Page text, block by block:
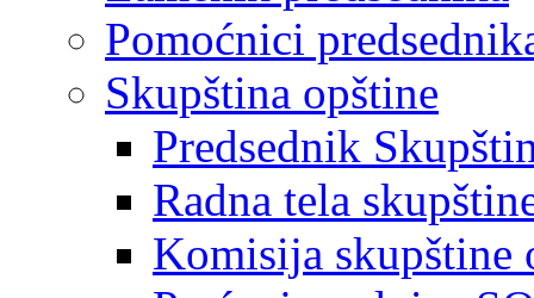
Pomoćnici
Skupština opštine
Predsednik
Radna tela
Komisija skupštine